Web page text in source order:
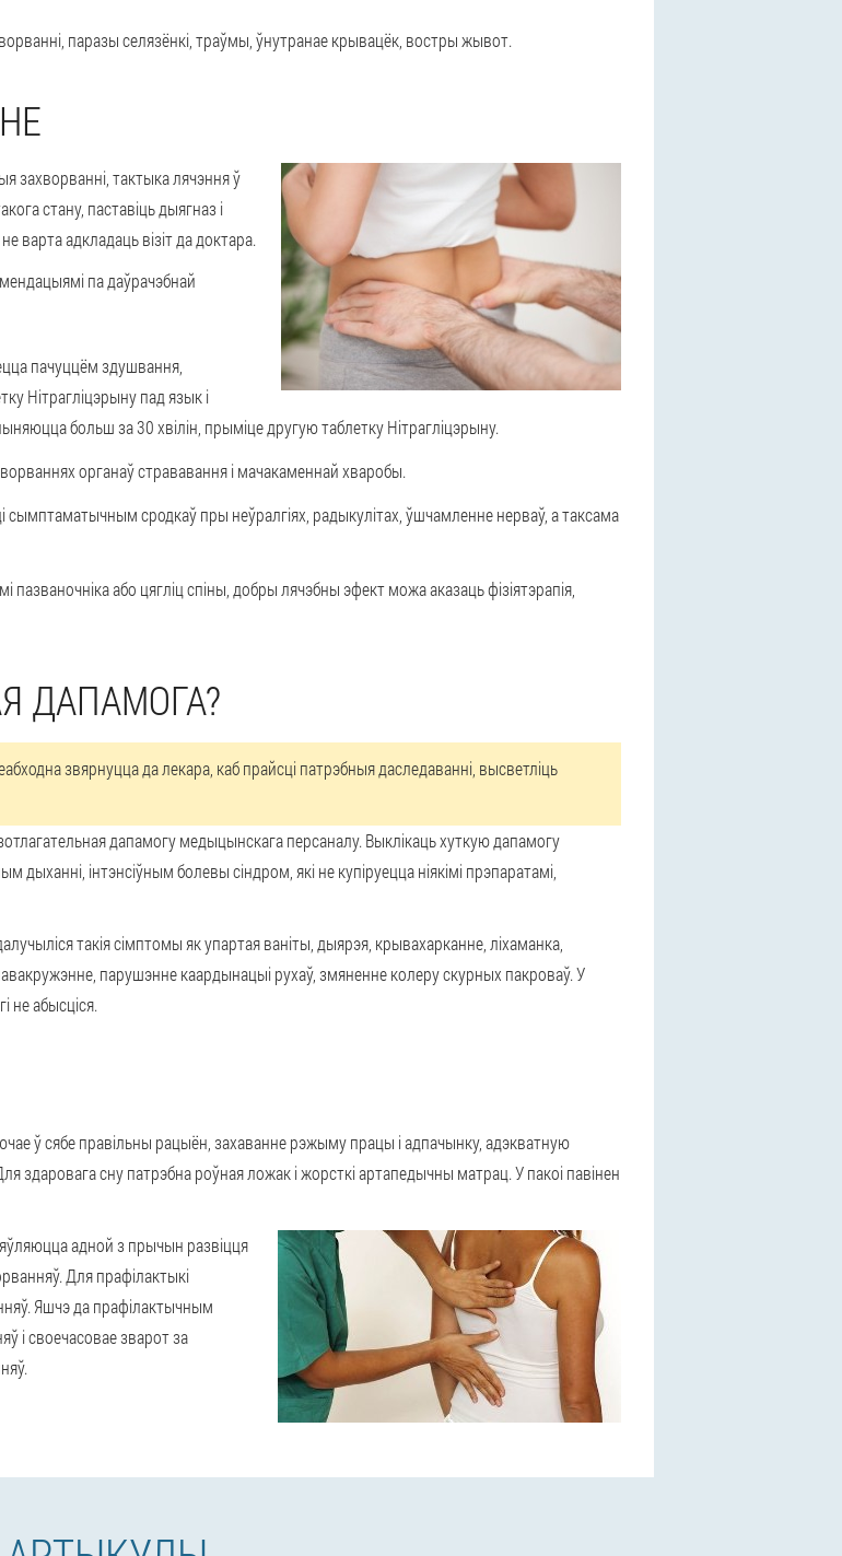
паразы селязёнкі, траўмы, ўнутранае крывацёк, востры жывот.
захворванні, тактыка лячэння ў
стану, паставіць дыягназ і
варта адкладаць візіт да доктара.
па даўрачэбнай
пачуццём здушвання,
Нітрагліцэрыну пад язык і
больш за 30 хвілін, прыміце другую таблетку Нітрагліцэрыну.
органаў стрававання і мачакаменнай хваробы.
сродкаў пры неўралгіях, радыкулітах, ўшчамленне нерваў, а таксама
пазваночніка або цягліц спіны, добры лячэбны эфект можа аказаць фізіятэрапія,
ДАПАМОГА?
звярнуцца да лекара, каб прайсці патрэбныя даследаванні, высветліць
дапамогу медыцынскага персаналу. Выклікаць хуткую дапамогу
інтэнсіўным болевы сіндром, які не купіруецца ніякімі прэпаратамі,
такія сімптомы як упартая ваніты, дыярэя, крывахарканне, ліхаманка,
парушэнне каардынацыі рухаў, змяненне колеру скурных пакроваў. У
не абысціся.
ў сябе правільны рацыён, захаванне рэжыму працы і адпачынку, адэкватную
здаровага сну патрэбна роўная ложак і жорсткі артапедычны матрац. У пакоі павінен
адной з прычын развіцця
Для прафілактыкі
Яшчэ да прафілактычным
і своечасовае зварот за